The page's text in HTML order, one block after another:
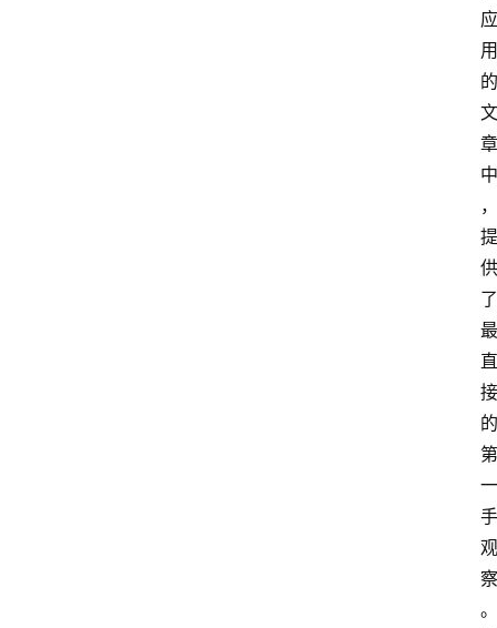
应
用
的
文
章
中
，
提
供
了
最
直
接
的
第
一
手
观
察
。